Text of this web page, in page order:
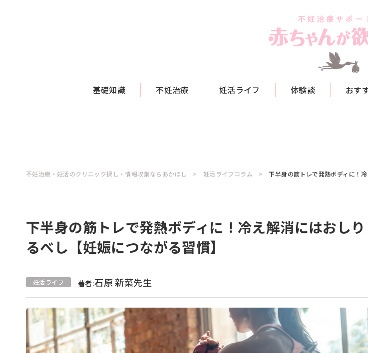
基礎知識 不妊治療 妊活ライフ 体験談 おす
不妊治療・妊活のクリニック探し・情報収集ならあかほし 妊活ライフコラム 下半身の筋トレで発熱ボディに！
下半身の筋トレで発熱ボディに！冷え解消にはおし
るべし【妊娠につながる習慣】
妊活ライフ 著者:石原 新菜先生